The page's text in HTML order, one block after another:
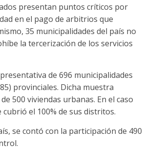
presentan puntos críticos por
en el pago de arbitrios que
35 municipalidades del país no
la tercerización de los servicios
de 696 municipalidades
provinciales. Dicha muestra
500 viviendas urbanas. En el caso
el 100% de sus distritos.
se contó con la participación de 490